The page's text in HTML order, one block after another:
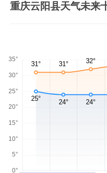
重庆云阳县天气未来